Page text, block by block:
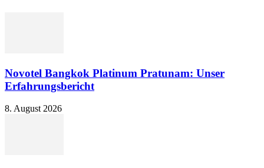
Novotel Bangkok Platinum Pratunam: Unser
Erfahrungsbericht
8. August 2026